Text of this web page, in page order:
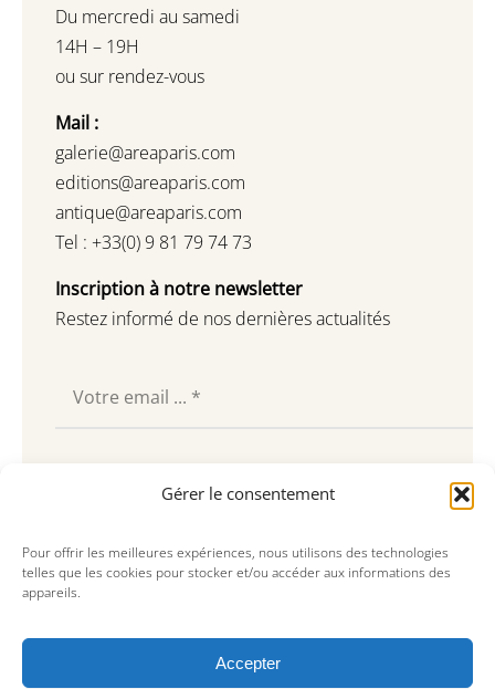
Gérer le consentement
Pour offrir les meilleures expériences, nous utilisons des technologies
telles que les cookies pour stocker et/ou accéder aux informations des
appareils.
Accepter
Du mercredi au samedi
14H – 19H
ou sur rendez-vous
Mail :
galerie@areaparis.com
editions@areaparis.com
antique@areaparis.com
Tel : +33(0) 9 81 79 74 73
Inscription à notre newsletter
Restez informé de nos dernières actualités
Souscrire